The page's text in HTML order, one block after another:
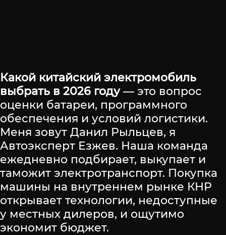
Какой китайский электромобиль
выбрать в 2026 году— это вопрос
оценки батареи, программного
обеспечения и условий логистики.
Меня зовут Данил Рыльцев, я
Автоэксперт Езжев. Наша команда
ежедневно подбирает, выкупает и
таможит электротранспорт. Покупка
машины на внутреннем рынке КНР
открывает технологии, недоступные
у местных дилеров, и ощутимо
экономит бюджет.